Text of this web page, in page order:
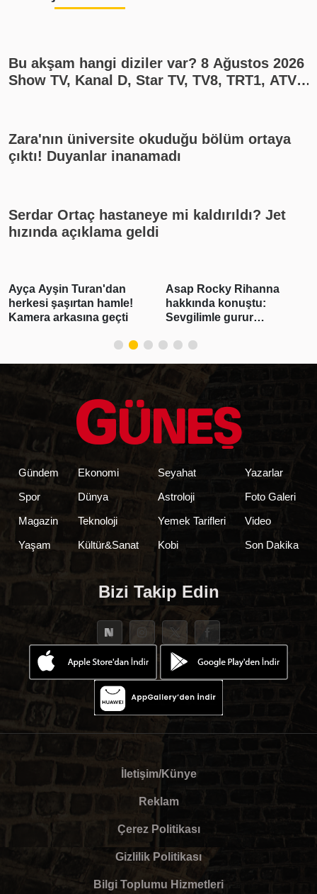
Bu akşam hangi diziler var? 8 Ağustos 2026
Show TV, Kanal D, Star TV, TV8, TRT1, ATV
Zara'nın üniversite okuduğu bölüm ortaya
çıktı! Duyanlar inanamadı
Serdar Ortaç hastaneye mi kaldırıldı? Jet
hızında açıklama geldi
Asap Rocky Rihanna
hakkında konuştu:
Sevgilimle gurur
Burcu Özberk yeni sezon
öncesi enerji depoluyor!
Tatil kareleri beğeni
Gündem
Spor
Magazin
Yaşam
Ekonomi
Dünya
Teknoloji
Kültür&Sanat
Seyahat
Astroloji
Yemek Tarifleri
Kobi
Yazarlar
Foto Galeri
Video
Son Dakika
Bizi Takip Edin
İletişim/Künye
Reklam
Çerez Politikası
Gizlilik Politikası
Bilgi Toplumu Hizmetleri